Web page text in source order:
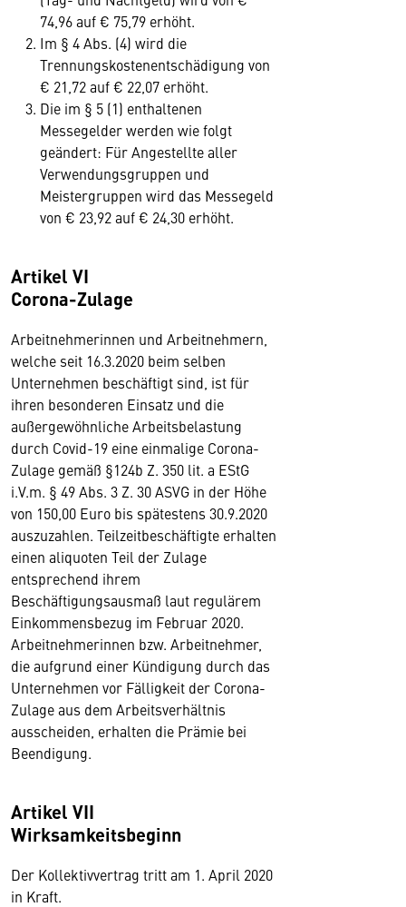
74,96 auf € 75,79 erhöht.
Im § 4 Abs. (4) wird die
Trennungskostenentschädigung von
€ 21,72 auf € 22,07 erhöht.
Die im § 5 (1) enthaltenen
Messegelder werden wie folgt
geändert: Für Angestellte aller
Verwendungsgruppen und
Meistergruppen wird das Messegeld
von € 23,92 auf € 24,30 erhöht.
Artikel VI
Corona-Zulage
Arbeitnehmerinnen und Arbeitnehmern,
welche seit 16.3.2020 beim selben
Unternehmen beschäftigt sind, ist für
ihren besonderen Einsatz und die
außergewöhnliche Arbeitsbelastung
durch Covid-19 eine einmalige Corona-
Zulage gemäß §124b Z. 350 lit. a EStG
i.V.m. § 49 Abs. 3 Z. 30 ASVG in der Höhe
von 150,00 Euro bis spätestens 30.9.2020
auszuzahlen. Teilzeitbeschäftigte erhalten
einen aliquoten Teil der Zulage
entsprechend ihrem
Beschäftigungsausmaß laut regulärem
Einkommensbezug im Februar 2020.
Arbeitnehmerinnen bzw. Arbeitnehmer,
die aufgrund einer Kündigung durch das
Unternehmen vor Fälligkeit der Corona-
Zulage aus dem Arbeitsverhältnis
ausscheiden, erhalten die Prämie bei
Beendigung.
Artikel VII
Wirksamkeitsbeginn
Der Kollektivvertrag tritt am 1. April 2020
in Kraft.